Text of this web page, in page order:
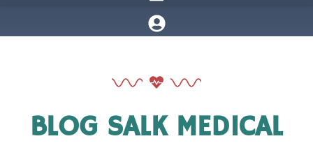
BLOG SALK MEDICAL